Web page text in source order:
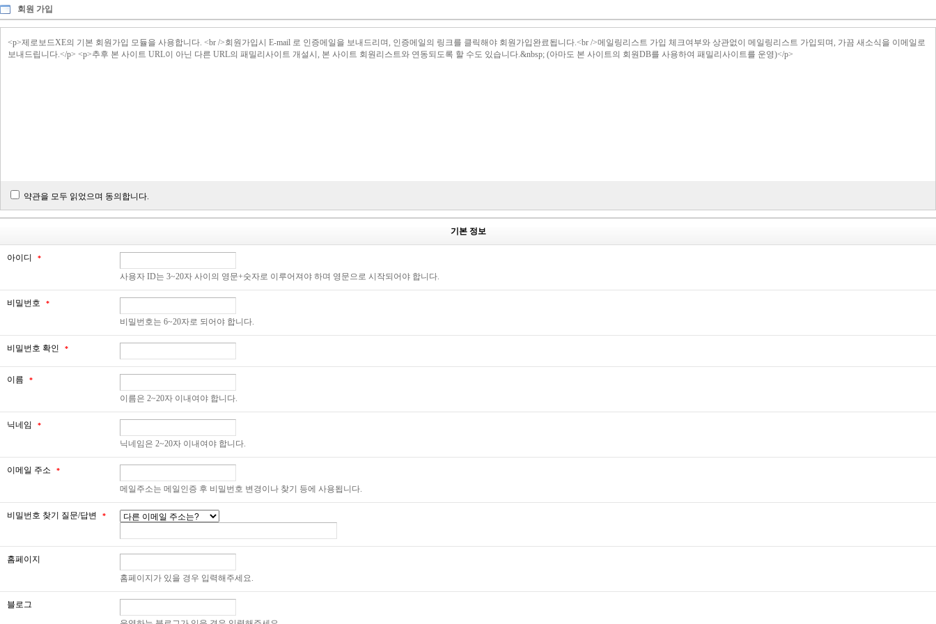
회원 가입
<p>제로보드XE의 기본 회원가입 모듈을 사용합니다. <br />회원가입시 E-mail 로 인증메일을 보내드리며, 인증메일의 링크를 클릭해야 회원가입완료됩니다.<br />메일링리스트 가입 체크여부와 상관없이 메일링리스트 가입되며, 가끔 새소식을 이메일로
보내드립니다.</p> <p>추후 본 사이트 URL이 아닌 다른 URL의 패밀리사이트 개설시, 본 사이트 회원리스트와 연동되도록 할 수도 있습니다.&nbsp; (아마도 본 사이트의 회원DB를 사용하여 패밀리사이트를 운영)</p>
약관을 모두 읽었으며 동의합니다.
기본 정보
아이디 *
사용자 ID는 3~20자 사이의 영문+숫자로 이루어져야 하며 영문으로 시작되어야 합니다.
비밀번호 *
비밀번호는 6~20자로 되어야 합니다.
비밀번호 확인 *
이름 *
이름은 2~20자 이내여야 합니다.
닉네임 *
닉네임은 2~20자 이내여야 합니다.
이메일 주소 *
메일주소는 메일인증 후 비밀번호 변경이나 찾기 등에 사용됩니다.
비밀번호 찾기 질문/답변 *
홈페이지
홈페이지가 있을 경우 입력해주세요.
블로그